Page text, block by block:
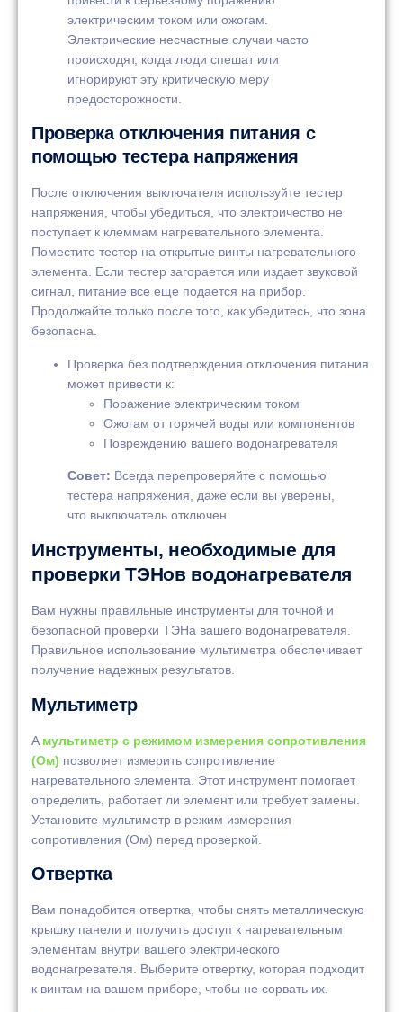
электрическим током или ожогам.
Электрические несчастные случаи часто
происходят, когда люди спешат или
игнорируют эту критическую меру
предосторожности.
Проверка отключения питания с
помощью тестера напряжения
После отключения выключателя используйте тестер
напряжения, чтобы убедиться, что электричество не
поступает к клеммам нагревательного элемента.
Поместите тестер на открытые винты нагревательного
элемента. Если тестер загорается или издает звуковой
сигнал, питание все еще подается на прибор.
Продолжайте только после того, как убедитесь, что зона
безопасна.
Проверка без подтверждения отключения питания
может привести к:
Поражение электрическим током
Ожогам от горячей воды или компонентов
Повреждению вашего водонагревателя
Совет: Всегда перепроверяйте с помощью
тестера напряжения, даже если вы уверены,
что выключатель отключен.
Инструменты, необходимые для
проверки ТЭНов водонагревателя
Вам нужны правильные инструменты для точной и
безопасной проверки ТЭНа вашего водонагревателя.
Правильное использование мультиметра обеспечивает
получение надежных результатов.
Мультиметр
A мультиметр с режимом измерения сопротивления
(Ом) позволяет измерить сопротивление
нагревательного элемента. Этот инструмент помогает
определить, работает ли элемент или требует замены.
Установите мультиметр в режим измерения
сопротивления (Ом) перед проверкой.
Отвертка
Вам понадобится отвертка, чтобы снять металлическую
крышку панели и получить доступ к нагревательным
элементам внутри вашего электрического
водонагревателя. Выберите отвертку, которая подходит
к винтам на вашем приборе, чтобы не сорвать их.